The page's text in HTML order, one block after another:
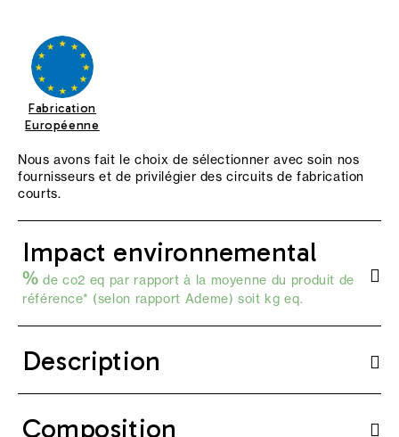
Fabrication
Européenne
Nous avons fait le choix de sélectionner avec soin nos
fournisseurs et de privilégier des circuits de fabrication
courts.
Impact environnemental
% de co2 eq par rapport à la moyenne du produit de
référence* (selon rapport Ademe) soit kg eq.
Description
Composition